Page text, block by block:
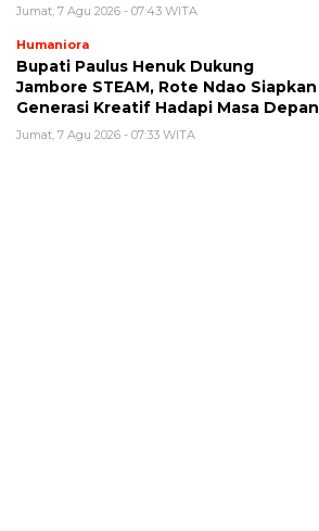
Jumat, 7 Agu 2026 - 07:43 WITA
Humaniora
Bupati Paulus Henuk Dukung
Jambore STEAM, Rote Ndao Siapkan
Generasi Kreatif Hadapi Masa Depan
Jumat, 7 Agu 2026 - 07:33 WITA